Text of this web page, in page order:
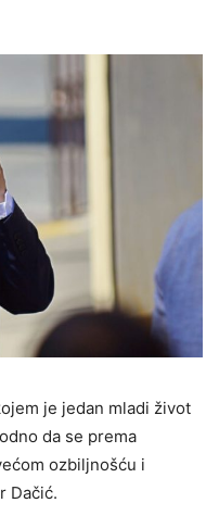
je jedan mladi život
da se prema
ozbiljnošću i
Dačić.